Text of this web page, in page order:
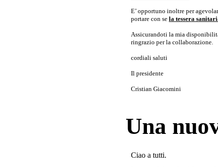
E’ opportuno inoltre per
portare con se la tessera
Assicurandoti la mia
ringrazio per la collaborazione.
cordiali saluti
Il presidente
Cristian Giacomini
Una
Ciao a tutti.